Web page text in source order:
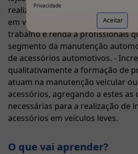
Privacidade
Aceitar
realização de atividades de
em veículos leves. Gerar novas
trabalho e renda a profissionais
segmento da manutenção
de acessórios automotivos. -
qualitativamente a formação de
atuam na manutenção veicular
acessórios, agregando a estes as
necessárias para a realização de
acessórios em veículos leves.
O que vai aprender?